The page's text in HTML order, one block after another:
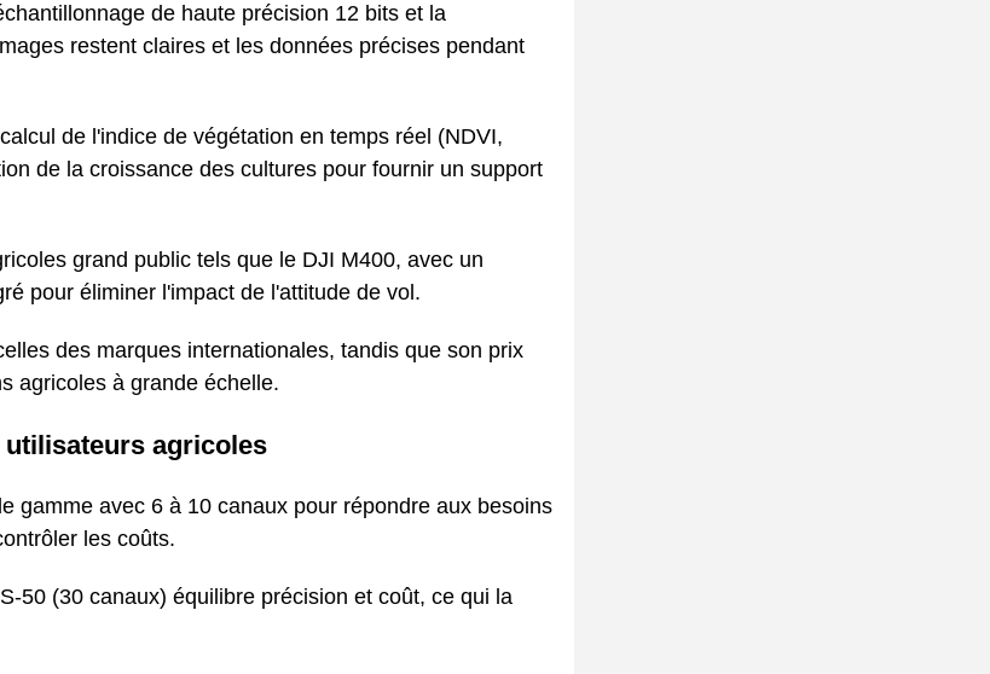
de haute précision 12 bits et la
restent claires et les données précises pendant
de l'indice de végétation en temps réel (NDVI,
de la croissance des cultures pour fournir un support
grand public tels que le DJI M400, avec un
pour éliminer l'impact de l'attitude de vol.
des marques internationales, tandis que son prix
agricoles à grande échelle.
utilisateurs agricoles
gamme avec 6 à 10 canaux pour répondre aux besoins
les coûts.
50 (30 canaux) équilibre précision et coût, ce qui la